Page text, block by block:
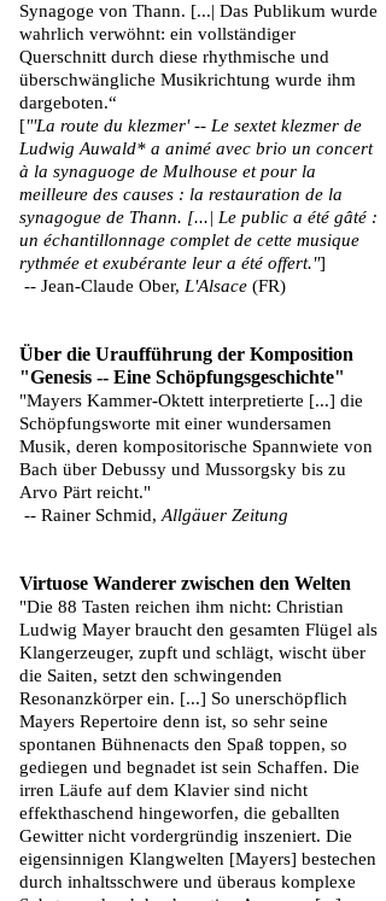
Synagoge von Thann. [...| Das Publikum wurde
wahrlich verwöhnt: ein vollständiger
Querschnitt durch diese rhythmische und
überschwängliche Musikrichtung wurde ihm
dargeboten.“
["'La route du klezmer' -- Le sextet klezmer de
Ludwig Auwald* a animé avec brio un concert
à la synaguoge de Mulhouse et pour la
meilleure des causes : la restauration de la
synagogue de Thann. [...| Le public a été gâté :
un échantillonnage complet de cette musique
rythmée et exubérante leur a été offert."]
-- Jean-Claude Ober, L'Alsace (FR)
Über die Uraufführung der Komposition
"Genesis -- Eine Schöpfungsgeschichte"
"Mayers Kammer-Oktett interpretierte [...] die
Schöpfungsworte mit einer wundersamen
Musik, deren kompositorische Spannwiete von
Bach über Debussy und Mussorgsky bis zu
Arvo Pärt reicht."
-- Rainer Schmid, Allgäuer Zeitung
Virtuose Wanderer zwischen den Welten
"Die 88 Tasten reichen ihm nicht: Christian
Ludwig Mayer braucht den gesamten Flügel als
Klangerzeuger, zupft und schlägt, wischt über
die Saiten, setzt den schwingenden
Resonanzkörper ein. [...] So unerschöpflich
Mayers Repertoire denn ist, so sehr seine
spontanen Bühnenacts den Spaß toppen, so
gediegen und begnadet ist sein Schaffen. Die
irren Läufe auf dem Klavier sind nicht
effekthaschend hingeworfen, die geballten
Gewitter nicht vordergründig inszeniert. Die
eigensinnigen Klangwelten [Mayers] bestechen
durch inhaltsschwere und überaus komplexe